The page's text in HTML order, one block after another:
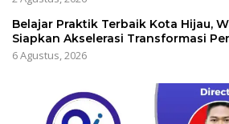
Belajar Praktik Terbaik Kota Hijau,
Siapkan Akselerasi Transformasi
6 Agustus, 2026